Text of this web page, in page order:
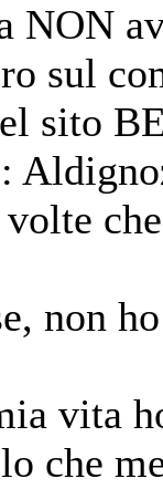
NON
sul
sito
non
vita
che